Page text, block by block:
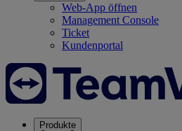
Web-App öffnen
Management Console
Ticket
Kundenportal
Produkte